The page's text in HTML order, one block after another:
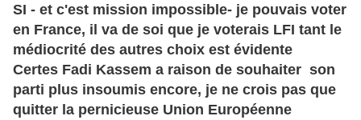
SI - et c'est mission impossible- je pouvais voter
en France, il va de soi que je voterais LFI tant le
médiocrité des autres choix est évidente
Certes Fadi Kassem a raison de souhaiter son
parti plus insoumis encore, je ne crois pas que
quitter la pernicieuse Union Européenne